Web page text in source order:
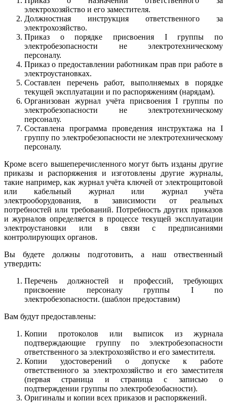
электрохозяйство и его заместителя.
Должностная инструкция ответственного за
электрохозяйство.
Приказ о порядке присвоения I группы по
электробезопасности не электротехническому
персоналу.
Приказ о предоставлении работникам прав при работе в
электроустановках.
Составлен перечень работ, выполняемых в порядке
текущей эксплуатации и по распоряжениям (нарядам).
Организован журнал учёта присвоения I группы по
электробезопасности не электротехническому
персоналу.
Составлена программа проведения инструктажа на I
группу по электробезопасности не электротехническому
персоналу.
Кроме всего вышеперечисленного могут быть изданы другие
приказы и распоряжения и изготовлены другие журналы,
такие например, как журнал учёта ключей от электрощитовой
или кабельный журнал или журнал учёта
электрооборудования, в зависимости от реальных
потребностей или требований. Потребность других приказов
и журналов определяется в процессе текущей эксплуатации
электроустановки или в связи с предписаниями
контролирующих органов.
Вы будете должны подготовить, а наш отвественный
утвердить:
Перечень должностей и профессий, требующих
присвоение персоналу группы I по
электробезопасности. (шаблон предоставим)
Вам будут предоставлены:
Копии протоколов или выписок из журнала
подтверждающие группу по электробезопасности
ответственного за электрохозяйство и его заместителя.
Копии удостоверений о допуске к работе
ответственного за электрохозяйство и его заместителя
(первая страница и страница с записью о
подтверждении группы по электробезобасности).
Оригиналы и копии всех приказов и распоряжений.